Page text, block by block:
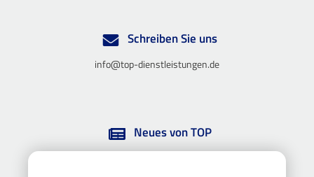
Schreiben Sie uns
info@top-dienstleistungen.de
Neues von TOP